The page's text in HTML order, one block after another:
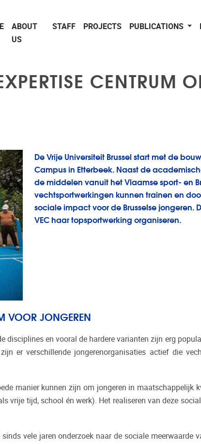
ABOUT
US
STAFF PROJECTS PUBLICATIONS
CENTRUM
De Vrije Universiteit Brussel start met de
Campus in Etterbeek. Naast de
de middelen vanuit het Vlaamse sport- en
vechtsportwerkingen kunnen trainen en
sociale impact voor de Brusselse jongeren.
VEC haar topsportwerking organiseren.
VOOR JONGEREN
disciplines en vooral de hardere varianten zijn erg
er verschillende jongerenorganisaties actief die
manier kunnen zijn om jongeren in maatschappelijk
vrije tijd, school én werk). Het realiseren van deze
sinds vele jaren onderzoek naar de sociale